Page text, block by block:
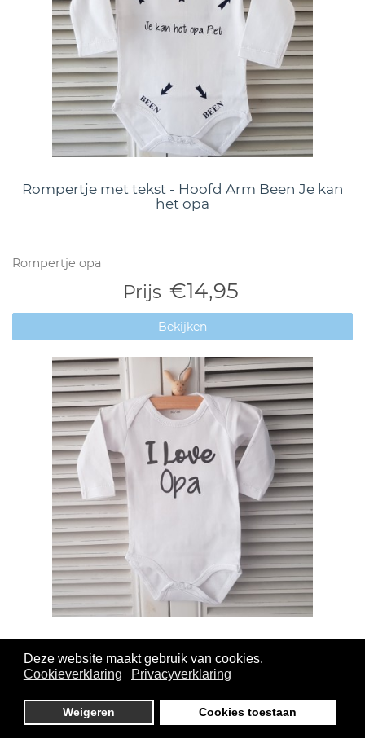
Deze website maakt gebruik van cookies.
Cookieverklaring
Privacyverklaring
Weigeren Cookies toestaan
Rompertje met tekst - Hoofd Arm Been Je kan
het opa
Rompertje opa
Prijs €14,95
Bekijken
Rompertje met tekst - I Iove opa
Aankondiging zwangerschap opa